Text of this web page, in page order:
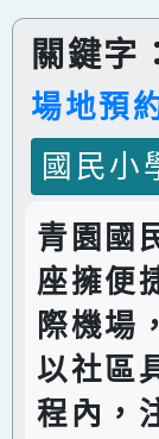
關鍵字
場地預
國民小
青園國
座擁便
際機場
以社區
程內，